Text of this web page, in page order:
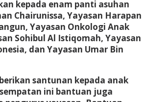
kepada enam panti asuhan
Chairunissa, Yayasan Harapan
Yayasan Onkologi Anak
Sohibul Al Istiqomah, Yayasan
dan Yayasan Umar Bin
santunan kepada anak
ini bantuan juga